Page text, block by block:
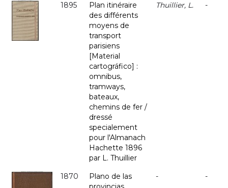
1895
Plan itinéraire
des différents
moyens de
transport
parisiens
[Material
cartográfico] :
omnibus,
tramways,
bateaux,
chemins de fer /
dressé
specialement
pour l'Almanach
Hachette 1896
par L. Thuillier
Thuillier, L. -
1870
Plano de las
- -